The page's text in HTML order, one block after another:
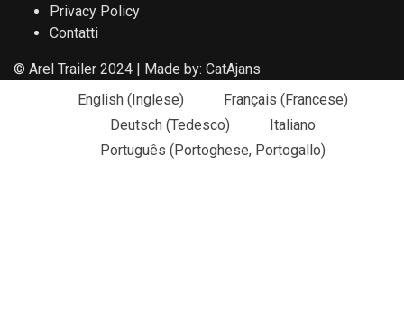
© Arel Trailer 2024 | Made by: CatAjans
Privacy Policy
Contatti
English (Inglese) Français (Francese)
Deutsch (Tedesco)
Italiano
Português (Portoghese, Portogallo)